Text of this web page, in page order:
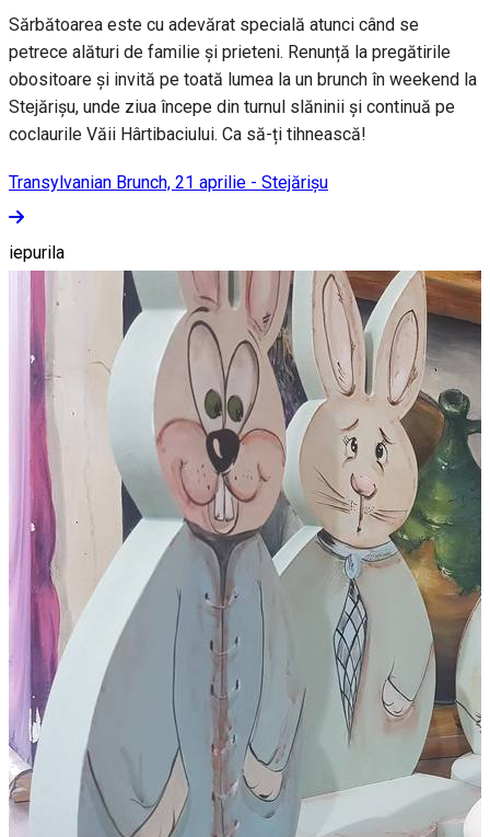
Sărbătoarea este cu adevărat specială atunci când se
petrece alături de familie și prieteni. Renunță la pregătirile
obositoare și invită pe toată lumea la un brunch în weekend la
Stejărișu, unde ziua începe din turnul slăninii și continuă pe
coclaurile Văii Hârtibaciului. Ca să-ți tihnească!
Transylvanian Brunch, 21 aprilie - Stejărișu
iepurila